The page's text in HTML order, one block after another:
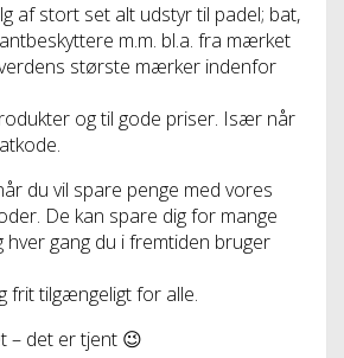
af stort set alt udstyr til padel; bat,
m.m. bl.a. fra mærket
største mærker indenfor
og til gode priser. Især når
du vil spare penge med vores
De kan spare dig for mange
hver gang du i fremtiden bruger
frit tilgængeligt for alle.
– det er tjent 😉